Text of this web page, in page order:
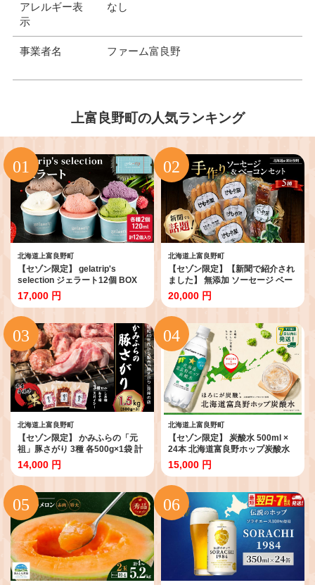
アレルギー表
示
なし
事業者名 ファーム富良野
上富良野町の人気ランキング
北海道上富良野町
【セゾン限定】 gelatrip's
selection ジェラート12個 BOX
北海道 上富良野町 アイス アイス
クリーム ジェラート デザート ギ
フト 贈呈 贈り物 ミルク 生乳 牛乳
お菓子 スイーツ 冷凍
17,000 円
北海道上富良野町
【セゾン限定】【新聞で紹介され
ました】 無添加 ソーセージ ベー
コン セット けむり屋 詰め合わせ
ポークソーセージ フランクフルト
ペッパーウインナー ペッパー バ
ラベーコン ウインナー ウィンナ
ー 加工肉 お肉 豚肉 北海道 上富良
野町
20,000 円
北海道上富良野町
【セゾン限定】 かみふらの「元
祖」豚さがり 3種 各500g×1袋 計
1.5kg 焼肉 サガリ 豚 みそ スパイ
シー しお 味噌 塩 セット 自家製だ
れ 北海道 上富良野町 お肉 豚肉
14,000 円
北海道上富良野町
【セゾン限定】 炭酸水 500ml ×
24本 北海道富良野ホップ炭酸水
[7営業日以内最短発送] ポッカサ
ッポロ 無糖 北海道富良野ホップ
ペットボトル 炭酸飲料 炭酸 ソー
ダ ソーダ水 飲み物 飲料 ドリンク
(有)リカーショップかまだ 北海道
上富良野町
15,000 円